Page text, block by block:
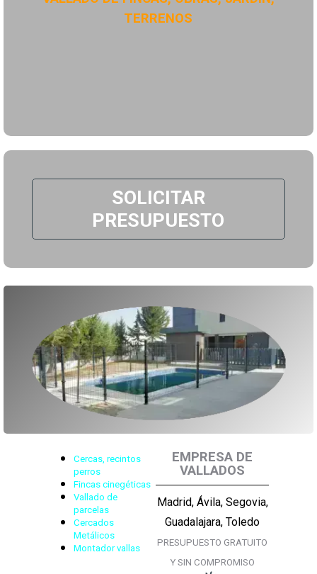
TERRENOS
SOLICITAR
PRESUPUESTO
Cercas, recintos
perros
Fincas cinegéticas
Vallado de
parcelas
Cercados
Metálicos
Montador vallas
EMPRESA DE
VALLADOS
Madrid, Ávila, Segovia,
Guadalajara, Toledo
PRESUPUESTO GRATUITO
Y SIN COMPROMISO